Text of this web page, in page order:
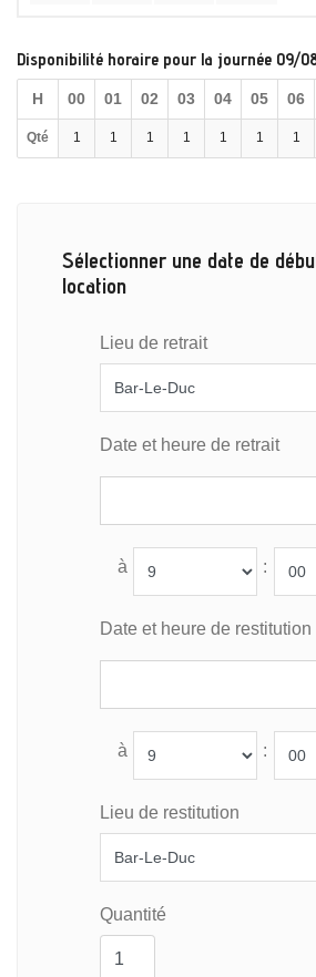
Disponibilité horaire pour la journée 09/
H 00 01 02 03 04 05 06
Qté 1 1 1 1 1 1 1
Sélectionner une date de
location
Lieu de retrait
Date et heure de retrait
à :
Date et heure de restitution
à :
Lieu de restitution
Quantité